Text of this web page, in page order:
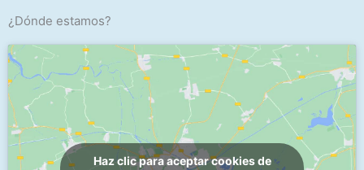
¿Dónde estamos?
Haz clic para aceptar cookies de